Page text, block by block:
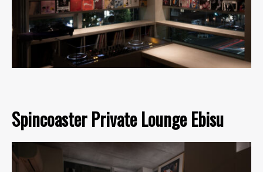
Spincoaster Private Lounge Ebisu